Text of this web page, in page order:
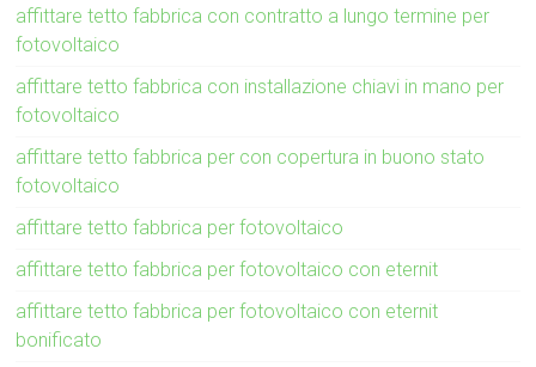
affittare tetto fabbrica con contratto a lungo termine per
fotovoltaico
affittare tetto fabbrica con installazione chiavi in mano per
fotovoltaico
affittare tetto fabbrica per con copertura in buono stato
fotovoltaico
affittare tetto fabbrica per fotovoltaico
affittare tetto fabbrica per fotovoltaico con eternit
affittare tetto fabbrica per fotovoltaico con eternit
bonificato